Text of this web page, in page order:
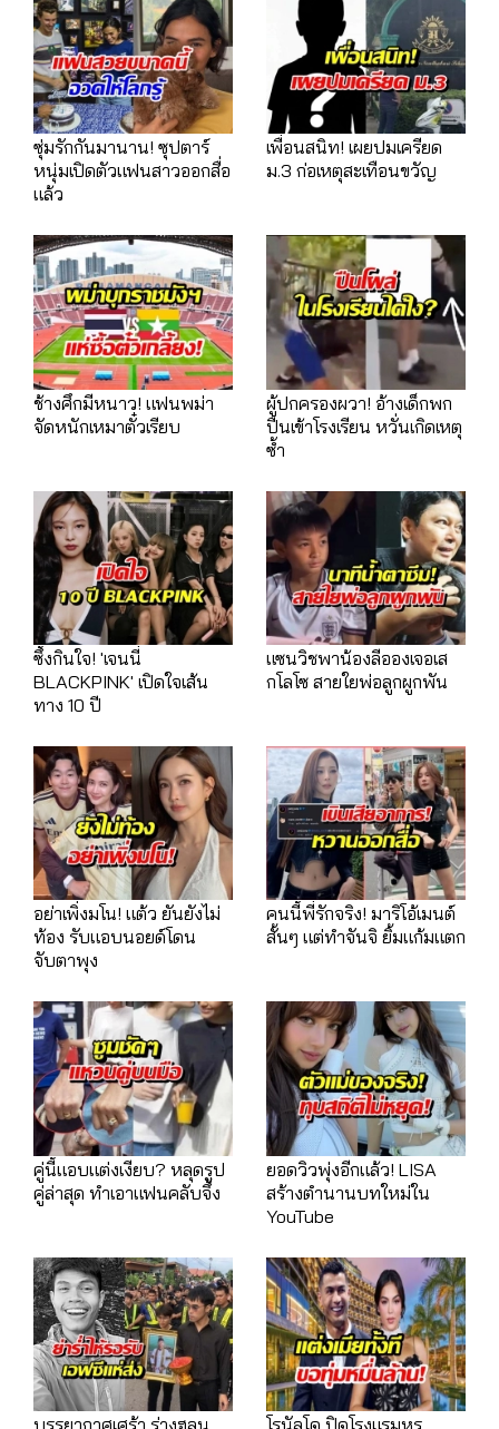
ซุ่มรักกันมานาน! ซุปตาร์
หนุ่มเปิดตัวแฟนสาวออกสื่อ
แล้ว
เพื่อนสนิท! เผยปมเครียด
ม.3 ก่อเหตุสะเทือนขวัญ
ช้างศึกมีหนาว! แฟนพม่า
จัดหนักเหมาตั๋วเรียบ
ผู้ปกครองผวา! อ้างเด็กพก
ปืนเข้าโรงเรียน หวั่นเกิดเหตุ
ซ้ำ
ซึ้งกินใจ! 'เจนนี่
BLACKPINK' เปิดใจเส้น
ทาง 10 ปี
แซนวิชพาน้องลีอองเจอเส
กโลโซ สายใยพ่อลูกผูกพัน
อย่าเพิ่งมโน! แต้ว ยันยังไม่
ท้อง รับแอบนอยด์โดน
จับตาพุง
คนนี้พี่รักจริง! มาริโอ้เมนต์
สั้นๆ แต่ทำจันจิ ยิ้มแก้มแตก
คู่นี้แอบแต่งเงียบ? หลุดรูป
คู่ล่าสุด ทำเอาแฟนคลับจึ้ง
ยอดวิวพุ่งอีกแล้ว! LISA
สร้างตำนานบทใหม่ใน
YouTube
บรรยากาศเศร้า ร่างฮลุน โรนัลโด ปิดโรงแรมหรู